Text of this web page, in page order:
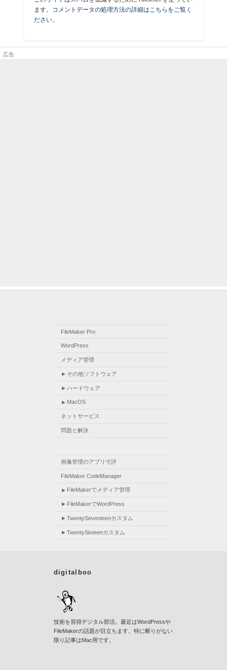
ます。 コメントデータの処理方法の詳細はこちらをご覧く
ださい。
FileMaker Pro
WordPress
メディア管理
その他ソフトウェア
ハードウェア
MacOS
ネットサービス
問題と解決
画像管理のアプリ寸評
FileMaker CodeManager
FileMakerでメディア管理
FileMakerでWordPress
TwentySeventeenカスタム
TwentySixteenカスタム
digitalboo
技術を習得デジタル部活。最近はWordPressや
FileMakerの話題が目立ちます。特に断りがない
限り記事はMac用です。